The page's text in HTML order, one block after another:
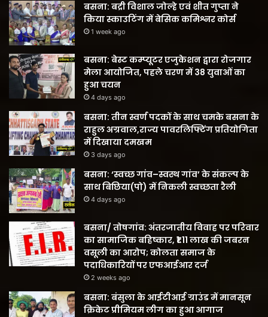
बसना: बद्री विशाल जोल्हे एवं शीत गुप्ता ने
किया स्काउटिंग में बेसिक कमिश्नर कोर्स
1 week ago
बसना: बेस्ट कम्प्यूटर एजुकेशन द्वारा रोजगार
मेला आयोजित, पहले चरण में 38 युवाओं का
हुआ चयन
4 days ago
बसना: तीन स्वर्ण पदकों के साथ चमके बसना के
राहुल अग्रवाल,राज्य पावरलिफ्टिंग प्रतियोगिता
में दिखाया दमखम
3 days ago
बसना: ‘स्वच्छ गांव–स्वस्थ गांव’ के संकल्प के
साथ बिछिया(पो) में निकली स्वच्छता रैली
4 days ago
बसना/ तोषगांव: अंतरजातीय विवाह पर परिवार
का सामाजिक बहिष्कार, ₹1.11 लाख की जबरन
वसूली का आरोप; कोलता समाज के
पदाधिकारियों पर एफआईआर दर्ज
2 weeks ago
बसना: बंसुला के आईटीआई ग्राउंड में मानसून
क्रिकेट प्रीमियम लीग का हुआ आगाज